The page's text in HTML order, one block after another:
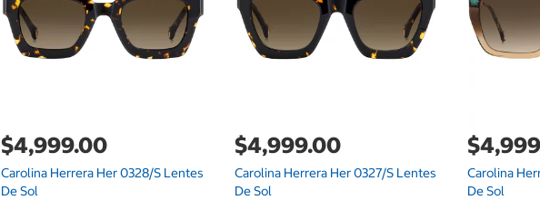
$4,999.00
Carolina Herrera Her 0328/S Lentes
De Sol
$4,999.00
Carolina Herrera Her 0327/S Lentes
De Sol
Carolina
De Sol